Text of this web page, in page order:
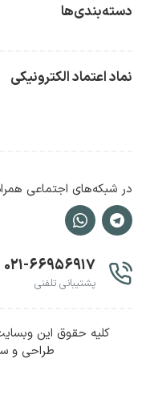
دسته‌بندی‌ها
نماد اعتماد الکترونیکی
در شبکه‌های اجتماعی
۰۲۱-۶۶۹۵۶۹۱۷
پشتیبانی تلفنی
کلیه حقوق این
طراحی و